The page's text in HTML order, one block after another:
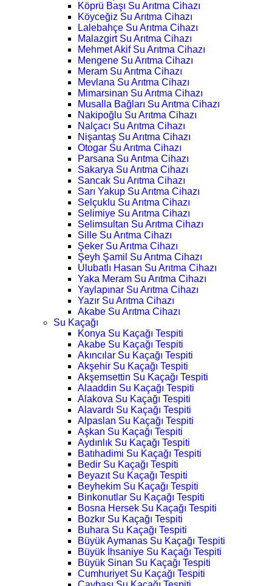
Köprü Başı Su Arıtma Cihazı
Köyceğiz Su Arıtma Cihazı
Lalebahçe Su Arıtma Cihazı
Malazgirt Su Arıtma Cihazı
Mehmet Akif Su Arıtma Cihazı
Mengene Su Arıtma Cihazı
Meram Su Arıtma Cihazı
Mevlana Su Arıtma Cihazı
Mimarsinan Su Arıtma Cihazı
Musalla Bağları Su Arıtma Cihazı
Nakipoğlu Su Arıtma Cihazı
Nalçacı Su Arıtma Cihazı
Nişantaş Su Arıtma Cihazı
Otogar Su Arıtma Cihazı
Parsana Su Arıtma Cihazı
Sakarya Su Arıtma Cihazı
Sancak Su Arıtma Cihazı
Sarı Yakup Su Arıtma Cihazı
Selçuklu Su Arıtma Cihazı
Selimiye Su Arıtma Cihazı
Selimsultan Su Arıtma Cihazı
Sille Su Arıtma Cihazı
Şeker Su Arıtma Cihazı
Şeyh Şamil Su Arıtma Cihazı
Ulubatlı Hasan Su Arıtma Cihazı
Yaka Meram Su Arıtma Cihazı
Yaylapınar Su Arıtma Cihazı
Yazır Su Arıtma Cihazı
Akabe Su Arıtma Cihazı
Su Kaçağı
Konya Su Kaçağı Tespiti
Akabe Su Kaçağı Tespiti
Akıncılar Su Kaçağı Tespiti
Akşehir Su Kaçağı Tespiti
Akşemsettin Su Kaçağı Tespiti
Alaaddin Su Kaçağı Tespiti
Alakova Su Kaçağı Tespiti
Alavardı Su Kaçağı Tespiti
Alpaslan Su Kaçağı Tespiti
Aşkan Su Kaçağı Tespiti
Aydınlık Su Kaçağı Tespiti
Batıhadimi Su Kaçağı Tespiti
Bedir Su Kaçağı Tespiti
Beyazıt Su Kaçağı Tespiti
Beyhekim Su Kaçağı Tespiti
Binkonutlar Su Kaçağı Tespiti
Bosna Hersek Su Kaçağı Tespiti
Bozkır Su Kaçağı Tespiti
Buhara Su Kaçağı Tespiti
Büyük Aymanas Su Kaçağı Tespiti
Büyük İhsaniye Su Kaçağı Tespiti
Büyük Sinan Su Kaçağı Tespiti
Cumhuriyet Su Kaçağı Tespiti